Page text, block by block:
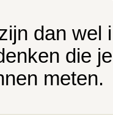
dan wel
die
meten.